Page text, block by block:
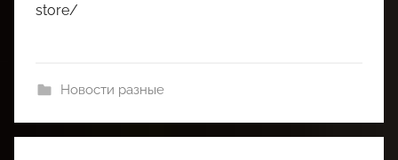
store/
Новости разные